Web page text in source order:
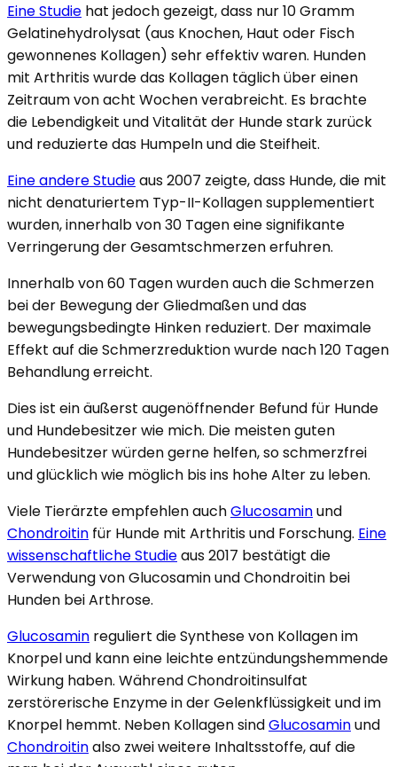
Eine Studie hat jedoch gezeigt, dass nur 10 Gramm
Gelatinehydrolysat (aus Knochen, Haut oder Fisch
gewonnenes Kollagen) sehr effektiv waren. Hunden
mit Arthritis wurde das Kollagen täglich über einen
Zeitraum von acht Wochen verabreicht. Es brachte
die Lebendigkeit und Vitalität der Hunde stark zurück
und reduzierte das Humpeln und die Steifheit.
Eine andere Studieaus 2007 zeigte, dass Hunde, die mit
nicht denaturiertem Typ-II-Kollagen supplementiert
wurden, innerhalb von 30 Tagen eine signifikante
Verringerung der Gesamtschmerzen erfuhren.
Innerhalb von 60 Tagen wurden auch die Schmerzen
bei der Bewegung der Gliedmaßen und das
bewegungsbedingte Hinken reduziert. Der maximale
Effekt auf die Schmerzreduktion wurde nach 120 Tagen
Behandlung erreicht.
Dies ist ein äußerst augenöffnender Befund für Hunde
und Hundebesitzer wie mich. Die meisten guten
Hundebesitzer würden gerne helfen, so schmerzfrei
und glücklich wie möglich bis ins hohe Alter zu leben.
Viele Tierärzte empfehlen auchGlucosaminund
Chondroitin für Hunde mit Arthritis und Forschung. Eine
wissenschaftliche Studieaus 2017 bestätigt die
Verwendung von Glucosamin und Chondroitin bei
Hunden bei Arthrose.
Glucosamin reguliert die Synthese von Kollagen im
Knorpel und kann eine leichte entzündungshemmende
Wirkung haben. Während Chondroitinsulfat
zerstörerische Enzyme in der Gelenkflüssigkeit und im
Knorpel hemmt. Neben Kollagen sindGlucosaminund
Chondroitinalso zwei weitere Inhaltsstoffe, auf die